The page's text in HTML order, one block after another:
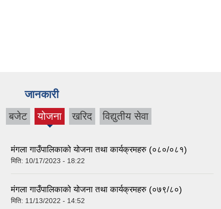
जानकारी
बजेट योजना खरिद विद्युतीय सेवा
मंगला गाउँपालिकाको योजना तथा कार्यक्रमहरु (०८०/०८१)
मिति: 10/17/2023 - 18:22
मंगला गाउँपालिकाको योजना तथा कार्यक्रमहरु (०७९/८०)
मिति: 11/13/2022 - 14:52